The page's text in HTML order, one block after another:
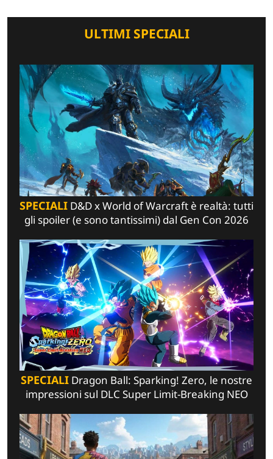
ULTIMI SPECIALI
SPECIALI D&D x World of Warcraft è realtà: tutti
gli spoiler (e sono tantissimi) dal Gen Con 2026
SPECIALI Dragon Ball: Sparking! Zero, le nostre
impressioni sul DLC Super Limit-Breaking NEO